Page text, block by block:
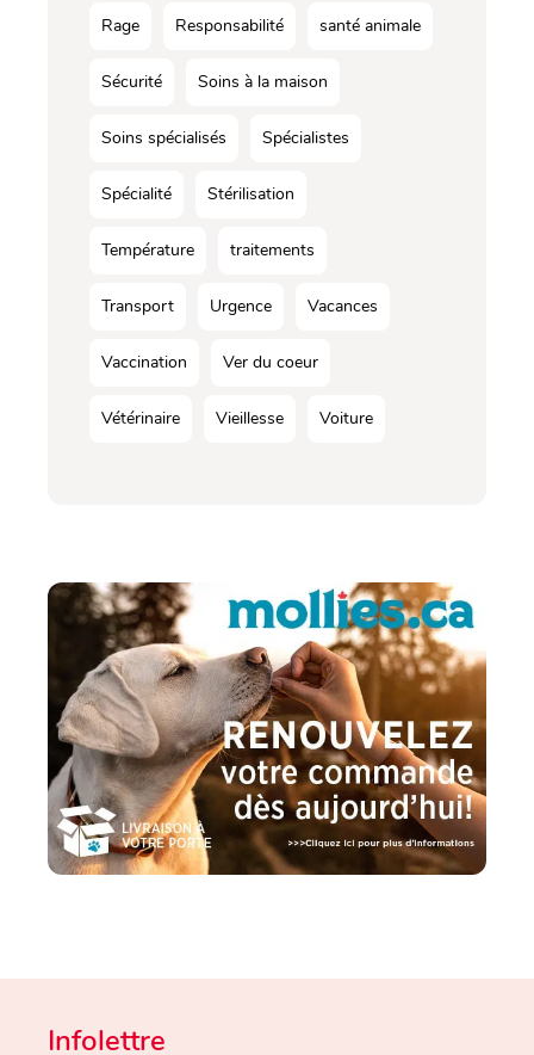
Rage Responsabilité santé animale
Sécurité Soins à la maison
Soins spécialisés Spécialistes
Spécialité Stérilisation
Température traitements
Transport Urgence Vacances
Vaccination Ver du coeur
Vétérinaire Vieillesse Voiture
Infolettre